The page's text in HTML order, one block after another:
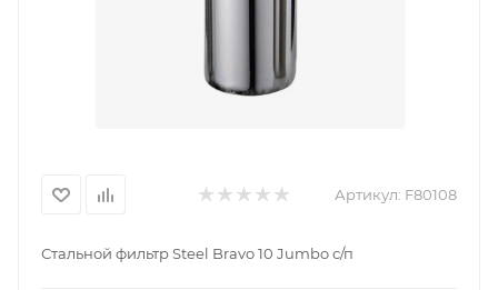
Артикул: F80108
Стальной фильтр Steel Bravo 10 Jumbo с/п